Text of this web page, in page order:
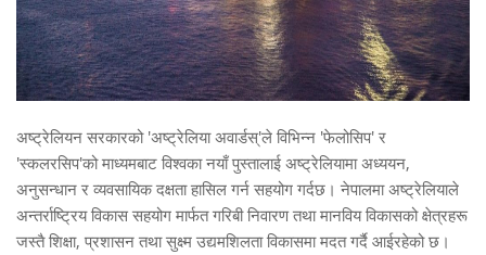
अष्ट्रेलियन सरकारको 'अष्ट्रेलिया अवार्डस्'ले विभिन्न 'फेलोसिप' र
'स्कलरसिप'को माध्यमबाट विश्वका नयाँ पुस्तालाई अष्ट्रेलियामा अध्ययन,
अनुसन्धान र व्यवसायिक दक्षता हासिल गर्न सहयोग गर्दछ। नेपालमा अष्ट्रेलियाले
अन्तर्राष्ट्रिय विकास सहयोग मार्फत गरिबी निवारण तथा मानविय विकासको क्षेत्रहरू
जस्तै शिक्षा, प्रशासन तथा सुक्ष्म उद्यमशिलता विकासमा मदत गर्दै आईरहेको छ।